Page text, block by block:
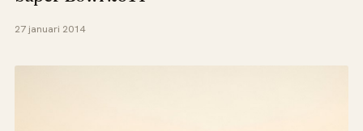
27 januari 2014